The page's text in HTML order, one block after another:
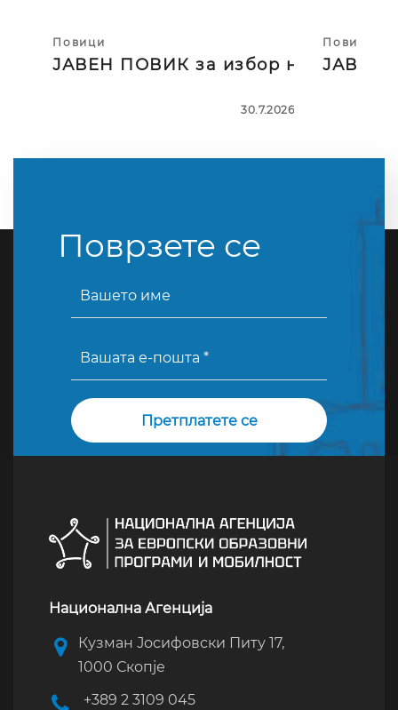
Повици
ЈАВЕН ПОВИК за избор на тројца
30.7.2026
Повици
ЈАВЕН
Поврзете се
Национална Агенција
Кузман Јосифовски Питу 17,
1000 Скопје
+389 2 3109 045